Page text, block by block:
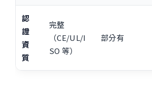
認
證
資
質
完整
（CE/UL/I
SO 等）
部分有